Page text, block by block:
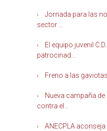
Jornada para las
sector ...
El equipo juvenil
patrocinad...
Freno a las
Nueva campaña
contra el...
ANECPLA